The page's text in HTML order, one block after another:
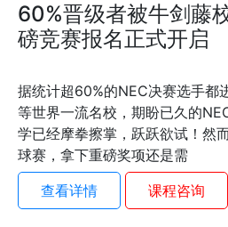
60%晋级者被牛剑藤
磅竞赛报名正式开启
据统计超60%的NEC决赛选手都
等世界一流名校，期盼已久的
学已经摩拳擦掌，跃跃欲试！然
球赛，拿下重磅奖项还是需
查看详情
课程咨询